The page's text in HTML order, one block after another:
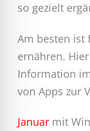
so gezielt
Am besten ist
ernähren.
Information
von Apps zur
Januar mit